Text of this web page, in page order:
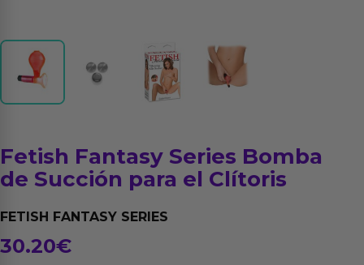
Fetish Fantasy Series Bomba
de Succión para el Clítoris
FETISH FANTASY SERIES
30.20€